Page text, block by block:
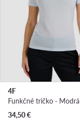
4F
Funkčné tričko · Modrá
Aktuálna cena
34,50€